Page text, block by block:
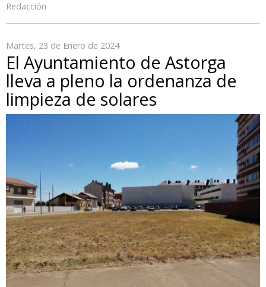
Redacción
Martes, 23 de Enero de 2024
El Ayuntamiento de Astorga
lleva a pleno la ordenanza de
limpieza de solares